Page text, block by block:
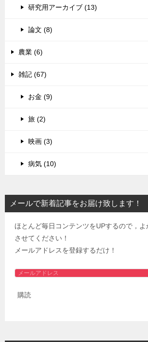
研究用アーカイブ (13)
論文 (8)
農業 (6)
雑記 (67)
お金 (9)
旅 (2)
映画 (3)
病気 (10)
メールで新着記事をお届け致します！
ほとんど毎日コンテンツをUPするので，
させてください！
メールアドレスを登録するだけ！
メ
ル
購読